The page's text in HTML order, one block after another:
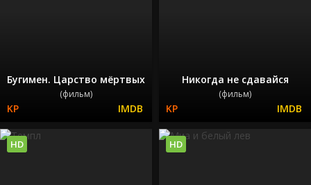
Бугимен. Царство мёртвых
(фильм)
Никогда не сдавайся
(фильм)
HD HD